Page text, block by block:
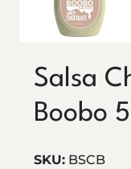
Salsa
Boobo
SKU: BSCB